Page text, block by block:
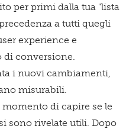
per primi dalla tua "lista
a tutti quegli
experience e
di conversione.
i nuovi cambiamenti,
misurabili.
momento di capire se le
sono rivelate utili. Dopo